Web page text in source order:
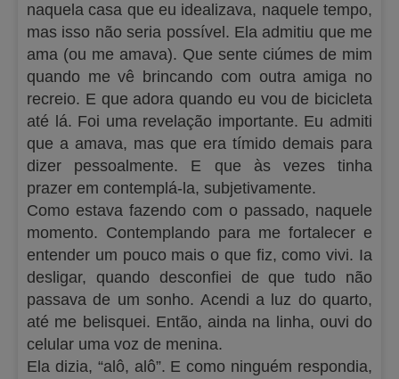
naquela casa que eu idealizava, naquele tempo,
mas isso não seria possível. Ela admitiu que me
ama (ou me amava). Que sente ciúmes de mim
quando me vê brincando com outra amiga no
recreio. E que adora quando eu vou de bicicleta
até lá. Foi uma revelação importante. Eu admiti
que a amava, mas que era tímido demais para
dizer pessoalmente. E que às vezes tinha
prazer em contemplá-la, subjetivamente.
Como estava fazendo com o passado, naquele
momento. Contemplando para me fortalecer e
entender um pouco mais o que fiz, como vivi. Ia
desligar, quando desconfiei de que tudo não
passava de um sonho. Acendi a luz do quarto,
até me belisquei. Então, ainda na linha, ouvi do
celular uma voz de menina.
Ela dizia, “alô, alô”. E como ninguém respondia,